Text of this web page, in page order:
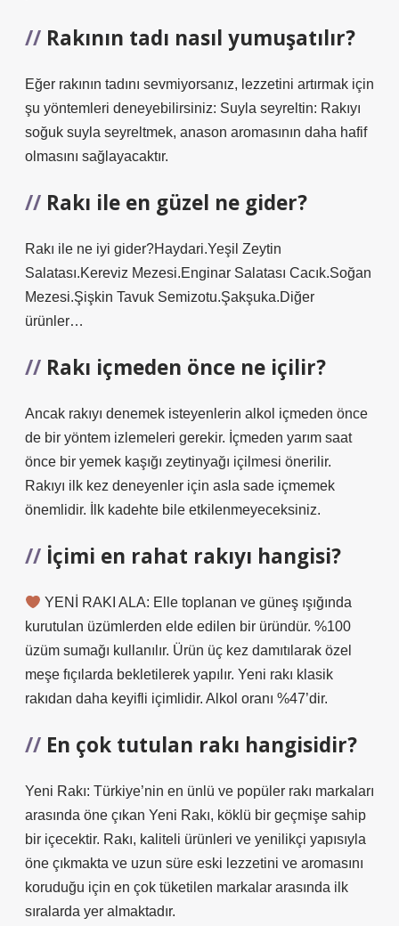
Rakının tadı nasıl yumuşatılır?
Eğer rakının tadını sevmiyorsanız, lezzetini artırmak için
şu yöntemleri deneyebilirsiniz: Suyla seyreltin: Rakıyı
soğuk suyla seyreltmek, anason aromasının daha hafif
olmasını sağlayacaktır.
Rakı ile en güzel ne gider?
Rakı ile ne iyi gider?Haydari.Yeşil Zeytin
Salatası.Kereviz Mezesi.Enginar Salatası Cacık.Soğan
Mezesi.Şişkin Tavuk Semizotu.Şakşuka.Diğer
ürünler…
Rakı içmeden önce ne içilir?
Ancak rakıyı denemek isteyenlerin alkol içmeden önce
de bir yöntem izlemeleri gerekir. İçmeden yarım saat
önce bir yemek kaşığı zeytinyağı içilmesi önerilir.
Rakıyı ilk kez deneyenler için asla sade içmemek
önemlidir. İlk kadehte bile etkilenmeyeceksiniz.
İçimi en rahat rakıyı hangisi?
YENİ RAKI ALA: Elle toplanan ve güneş ışığında
kurutulan üzümlerden elde edilen bir üründür. %100
üzüm sumağı kullanılır. Ürün üç kez damıtılarak özel
meşe fıçılarda bekletilerek yapılır. Yeni rakı klasik
rakıdan daha keyifli içimlidir. Alkol oranı %47’dir.
En çok tutulan rakı hangisidir?
Yeni Rakı: Türkiye’nin en ünlü ve popüler rakı markaları
arasında öne çıkan Yeni Rakı, köklü bir geçmişe sahip
bir içecektir. Rakı, kaliteli ürünleri ve yenilikçi yapısıyla
öne çıkmakta ve uzun süre eski lezzetini ve aromasını
koruduğu için en çok tüketilen markalar arasında ilk
sıralarda yer almaktadır.